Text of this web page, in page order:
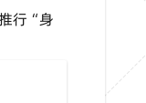
行“身